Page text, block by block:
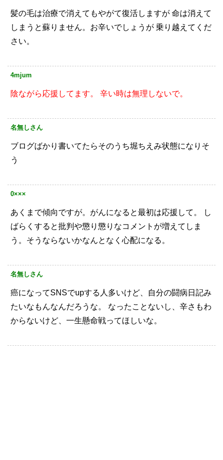
髪の毛は治療で消えてもやがて復活しますが 命は消えて
しまうと蘇りません。お辛いでしょうが 乗り越えてくだ
さい。
4mjum
陰ながら応援してます。 辛い時は無理しないで。
名無しさん
ブログばかり書いてたらそのうち堀ちえみ状態になりそ
う
0×××
あくまで傾向ですが。がんになると最初は応援して。
し
ばらくすると批判や懲り懲りなコメントが増えてしま
う。そうならないかなんとなく心配になる。
名無しさん
癌になってSNSでupする人多いけど、自分の闘病日記み
たいなもんなんだろうな。
なったことないし、辛さもわ
からないけど、一生懸命戦ってほしいな。